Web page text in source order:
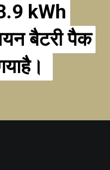
kWh
बैटरी पैक
kWh
बैटरी पैक